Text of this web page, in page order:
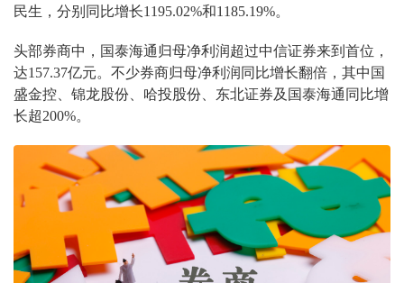
民生，分别同比增长1195.02%和1185.19%。
头部券商中，国泰海通归母净利润超过中信证券来到首位，
达157.37亿元。不少券商归母净利润同比增长翻倍，其中国
盛金控、锦龙股份、哈投股份、东北证券及国泰海通同比增
长超200%。